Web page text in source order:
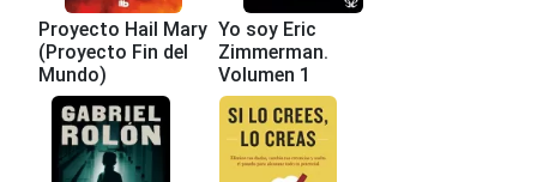
Proyecto Hail Mary
(Proyecto Fin del
Mundo)
Yo soy Eric
Zimmerman.
Volumen 1